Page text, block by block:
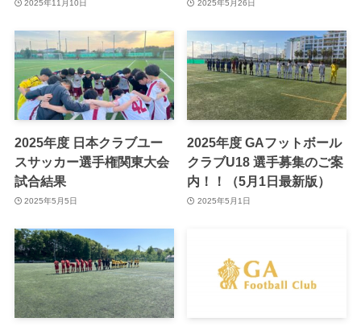
2025年11月10日 2025年5月26日
2025年度 日本クラブユー
スサッカー選手権関東大会
試合結果
2025年5月5日
2025年度 GAフットボール
クラブU18 選手募集のご案
内！！（5月1日最新版）
2025年5月1日